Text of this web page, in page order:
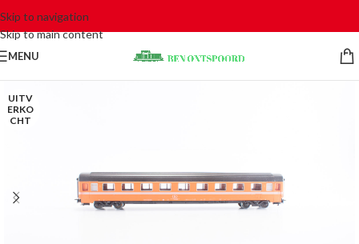
Skip to navigation
Skip to main content
MENU
UITV
ERKO
CHT